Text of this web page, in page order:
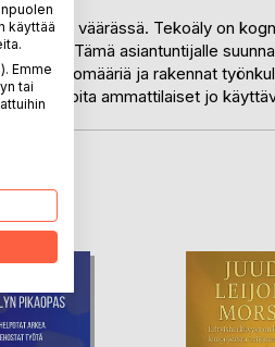
He ovat väärässä. Tekoäly on
Tämä asiantuntijalle
tietomääriä ja rakennat
joita ammattilaiset jo
käyttää
Emme
tai